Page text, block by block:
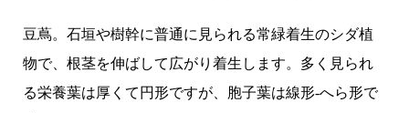
豆蔦。石垣や樹幹に普通に見られる常緑着生のシダ植
物で、根茎を伸ばして広がり着生します。多く見られ
る栄養葉は厚くて円形ですが、胞子葉は線形-へら形で